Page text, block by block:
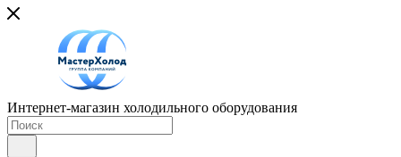
Интернет-магазин холодильного оборудования